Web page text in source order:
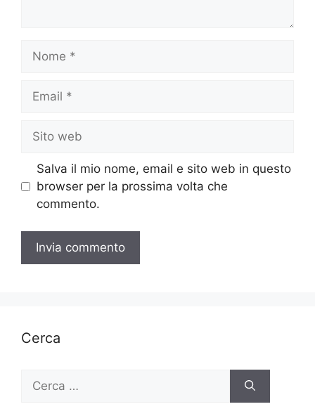
Nome
Email
Sito
web
Salva il mio nome, email e sito web in questo
browser per la prossima volta che
commento.
Cerca
per: